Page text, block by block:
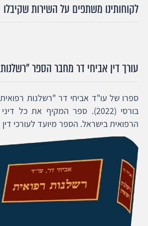
לקוחותינו משתפים על השירות שקיבלו
עורך דין אביחי דר מחבר הספר
ספרו של עו"ד אביחי דר "רשלנות
בורסי (2022). ספר המקיף את כל
הרפואית בישראל. הספר מיועד לעורכי דין